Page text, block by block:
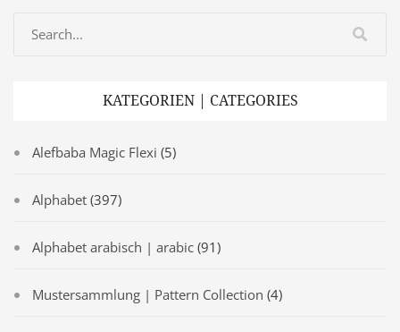
KATEGORIEN | CATEGORIES
Alefbaba Magic Flexi (5)
Alphabet (397)
Alphabet arabisch | arabic (91)
Mustersammlung | Pattern Collection (4)